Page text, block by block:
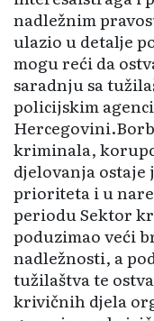
nadležnim
ulazio u detalje
mogu reći da
saradnju sa
policijskim
kriminala,
djelovanja ostaje
prioriteta i u
periodu Sektor
poduzimao veći
nadležnosti, a
tužilaštva te
krivičnih djela